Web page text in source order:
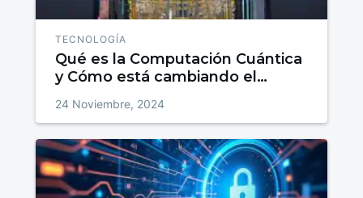
TECNOLOGÍA
Qué es la Computación Cuántica
y Cómo está cambiando el
24 Noviembre, 2024